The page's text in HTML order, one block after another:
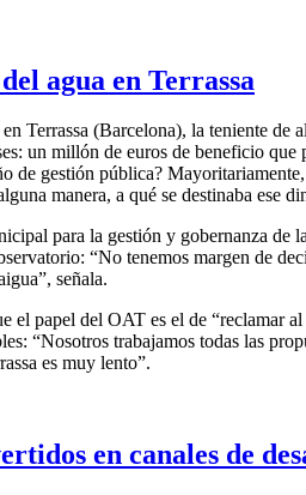
agua en Terrassa
Terrassa (Barcelona), la teniente
un millón de euros de beneficio
de gestión pública?
manera, a qué se destinaba ese
para la gestión y gobernanza de
“No tenemos margen de
señala.
papel del OAT es el de “reclamar
“Nosotros trabajamos todas las
es muy lento”.
en canales de